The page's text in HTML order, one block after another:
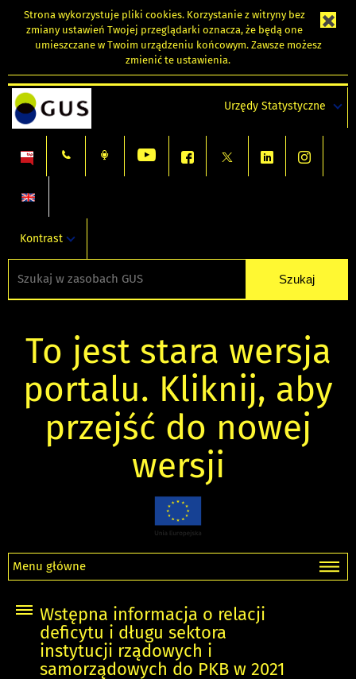
Strona wykorzystuje pliki cookies. Korzystanie z witryny bez
zmiany ustawień Twojej przeglądarki oznacza, że będą one
umieszczane w Twoim urządzeniu końcowym. Zawsze możesz
zmienić te ustawienia.
Urzędy Statystyczne
Kontrast
To jest stara wersja
portalu. Kliknij, aby
przejść do nowej
wersji
Menu główne
Wstępna informacja o relacji
deficytu i długu sektora
instytucji rządowych i
samorządowych do PKB w 2021